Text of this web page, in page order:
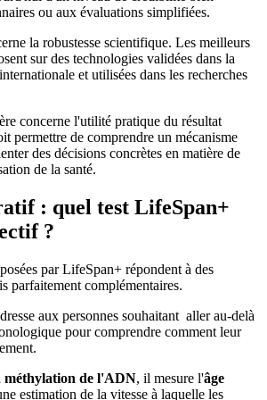
ou aux évaluations simplifiées.
la robustesse scientifique. Les meilleurs
sur des technologies validées dans la
et utilisées dans les recherches
concerne l'utilité pratique du résultat
permettre de comprendre un mécanisme
des décisions concrètes en matière de
de la santé.
: quel test LifeSpan+
?
par LifeSpan+ répondent à des
parfaitement complémentaires.
aux personnes souhaitant aller au-delà
pour comprendre comment leur
méthylation de l'ADN, il mesure l'âge
estimation de la vitesse à laquelle les